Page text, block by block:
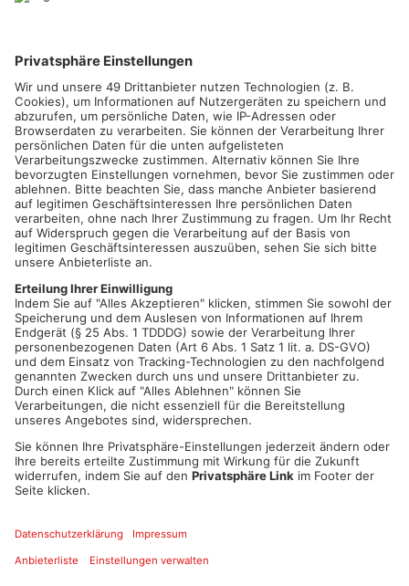
STOCKSTADT. Am Heiligabend sind auf der B26 bei Stockstadt
zwei Autos frontal zusammengestoßen. Ein 18-jähriger Skoda-
Fahrer wollte aus Richtung Aschaffenburg kommend nach
links auf die Kreisstraße AB8 in Richtung Ringheim abbiegen.
Dabei übersah er offenbar einen entgegenkommenden
Mercedes. Beide Fahrzeuge kollidierten frontal.
Vier Verletzte ins Krankenhaus gebracht
Bei dem Zusammenstoß verletzten sich der 18-jährige
Unfallverursacher, der 39-jährige Mercedes-Fahrer, eine 34-
jährige Mitfahrerin und ein zehnjähriges Mädchen.
Rettungskräfte kümmerten sich vor Ort um die Verletzten und
brachten sie anschließend in umliegende Krankenhäuser.
Fahrzeuge nicht mehr fahrbereit
Beide Autos wurden bei dem Unfall so schwer beschädigt,
dass sie abgeschleppt werden mussten. Der Sachschaden
wird auf einen fünfstelligen Betrag geschätzt.
Feuerwehreinsatz an der Unfallstelle
Die Feuerwehr Stockstadt sicherte die Unfallstelle ab,
leuchtete sie aus und reinigte die Fahrbahn. Während der
Rettungs- und Bergungsarbeiten war der Kreuzungsbereich für
mehr als eine Stunde teilweise gesperrt.
Polizei untersucht Unfallhergang
Die Polizei prüft derzeit die genaue Ursache des Unfalls.
Während der Arbeiten wurden Verkehrsteilnehmer gebeten, die